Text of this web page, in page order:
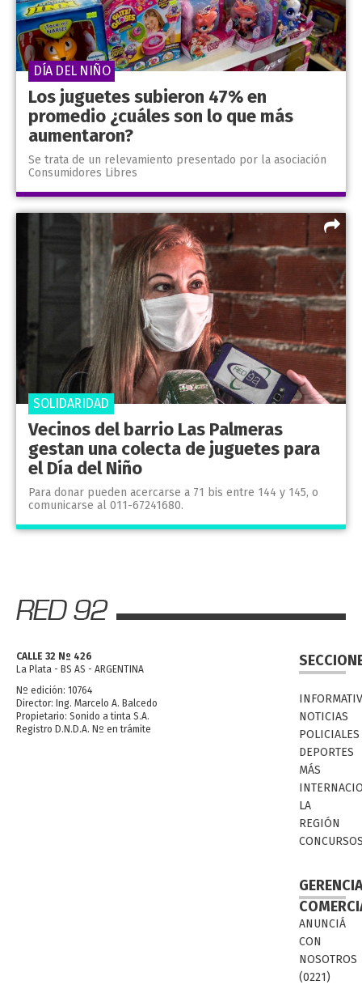
Los juguetes subieron 47% en
promedio ¿cuáles son lo que más
aumentaron?
Se trata de un relevamiento presentado por la asociación
Consumidores Libres
DÍA DEL NIÑO
Vecinos del barrio Las Palmeras
gestan una colecta de juguetes para
el Día del Niño
Para donar pueden acercarse a 71 bis entre 144 y 145, o
comunicarse al 011-67241680.
SOLIDARIDAD
CALLE 32 Nº 426
La Plata - BS AS - ARGENTINA
Nº edición: 10764
Director: Ing. Marcelo A. Balcedo
Propietario: Sonido a tinta S.A.
Registro D.N.D.A. Nº en trámite
NOTICIAS
POLICIALES
DEPORTES
MÁS
LA
REGIÓN
ANUNCIÁ
CON
NOSOTROS
(0221)